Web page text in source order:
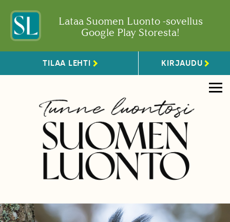
Lataa Suomen Luonto -sovellus
Google Play Storesta!
TILAA LEHTI KIRJAUDU